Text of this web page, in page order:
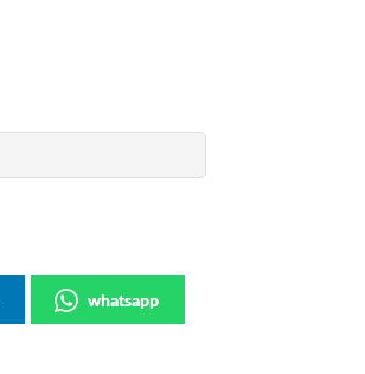
whatsapp